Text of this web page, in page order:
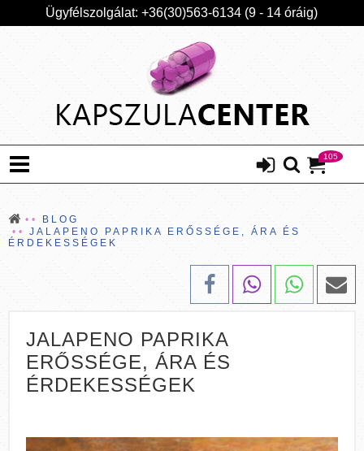
Ügyfélszolgálat: +36(30)563-6134 (9 - 14 óráig)
105
BLOG
JALAPENO PAPRIKA ERŐSSÉGE, ÁRA ÉS
ÉRDEKESSÉGEK
JALAPENO PAPRIKA
ERŐSSÉGE, ÁRA ÉS
ÉRDEKESSÉGEK